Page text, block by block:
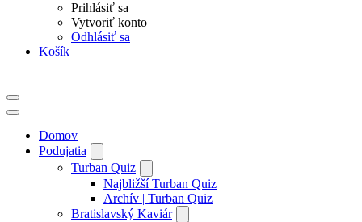
Prihlásiť sa
Vytvoriť konto
Odhlásiť sa
Košík
Menu
navigácie
Menu
navigácieDomov
Podujatia
Turban Quiz
Najbližší Turban Quiz
Archív | Turban Quiz
Bratislavský Kaviár